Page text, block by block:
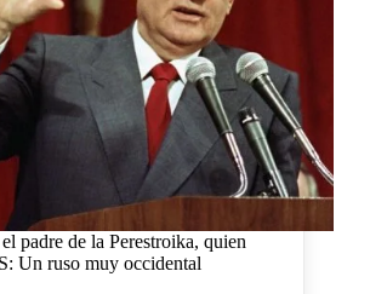
padre de la Perestroika, quien
Un ruso muy occidental